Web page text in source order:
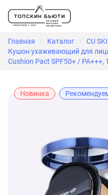
Главная / Каталог / CU
Кушон ухаживающий для
Cushion Pact SPF50+ / PA+++,
Новинка